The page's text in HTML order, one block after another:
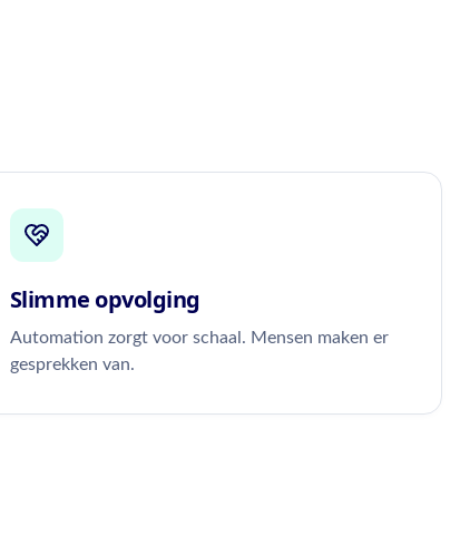
Slimme opvolging
Automation zorgt voor schaal. Mensen maken er
gesprekken van.